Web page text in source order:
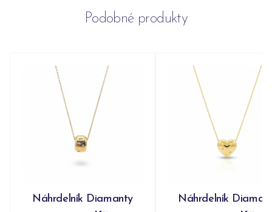
Podobné produkty
Náhrdelník Diamanty Náhrdelník